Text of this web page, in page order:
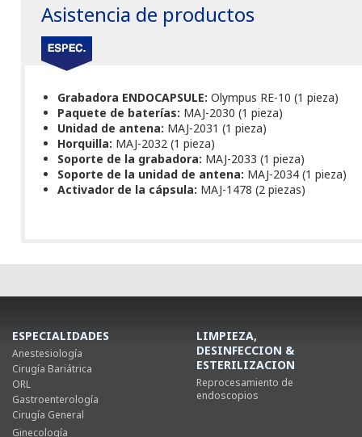
Asistencia de productos
Grabadora ENDOCAPSULE: Olympus RE-10 (1 pieza)
Paquete de baterías: MAJ-2030 (1 pieza)
Unidad de antena: MAJ-2031 (1 pieza)
Horquilla: MAJ-2032 (1 pieza)
Soporte de la grabadora: MAJ-2033 (1 pieza)
Soporte de la unidad de antena: MAJ-2034 (1 pieza)
Activador de la cápsula: MAJ-1478 (2 piezas)
ESPECIALIDADES
Anestesiología
Cirugía Bariátrica
ORL
Gastroenterología
Cirugía General
Ginecología
LIMPIEZA,
DESINFECCION &
ESTERILIZACION
Reprocesamiento de
endoscopios